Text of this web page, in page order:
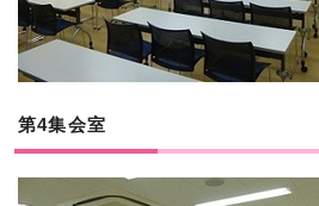
第4集会室